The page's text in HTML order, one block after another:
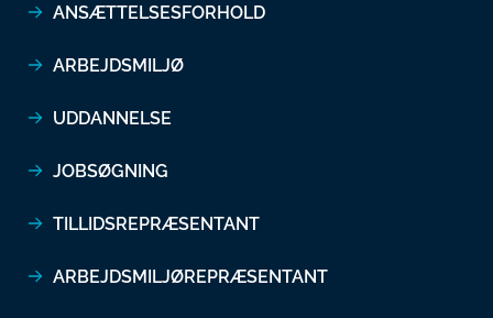
ANSÆTTELSESFORHOLD
ARBEJDSMILJØ
UDDANNELSE
JOBSØGNING
TILLIDSREPRÆSENTANT
ARBEJDSMILJØREPRÆSENTANT